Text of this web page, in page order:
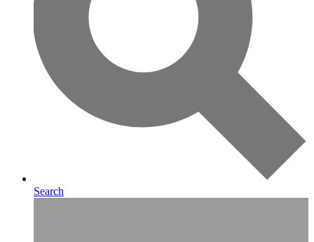
Search